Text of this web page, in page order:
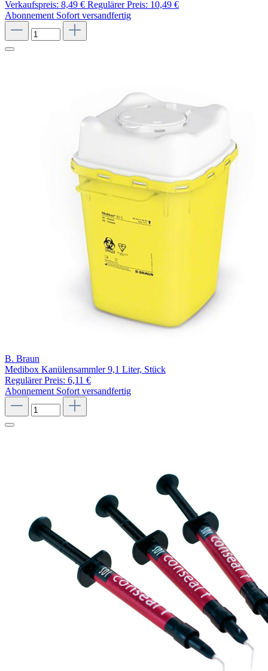
Verkaufspreis: 8,49 € Regulärer Preis: 10,49 €
Abonnement Sofort versandfertig
B. Braun
Medibox Kanülensammler 9,1 Liter, Stück
Regulärer Preis: 6,11 €
Abonnement Sofort versandfertig